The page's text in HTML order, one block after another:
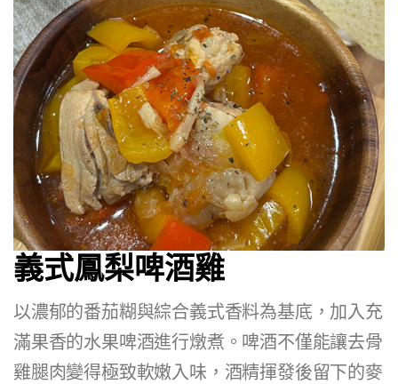
義式鳳梨啤酒雞
以濃郁的番茄糊與綜合義式香料為基底，加入充
滿果香的水果啤酒進行燉煮。啤酒不僅能讓去骨
雞腿肉變得極致軟嫩入味，酒精揮發後留下的麥